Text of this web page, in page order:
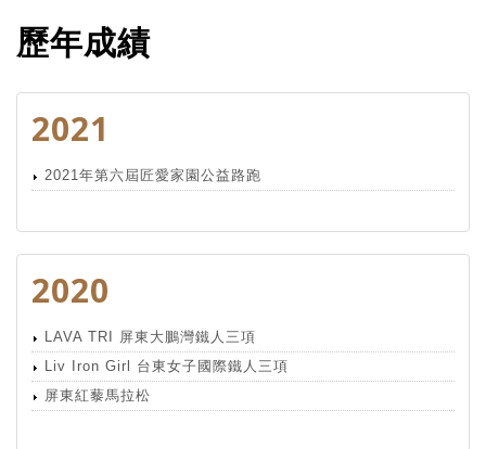
歷年成績
2021
2021年第六屆匠愛家園公益路跑
2020
LAVA TRI 屏東大鵬灣鐵人三項
Liv Iron Girl 台東女子國際鐵人三項
屏東紅藜馬拉松